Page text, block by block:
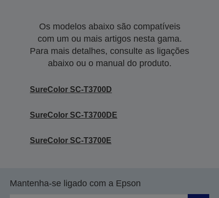
Os modelos abaixo são compatíveis
com um ou mais artigos nesta gama.
Para mais detalhes, consulte as ligações
abaixo ou o manual do produto.
SureColor SC-T3700D
SureColor SC-T3700DE
SureColor SC-T3700E
Mantenha-se ligado com a Epson